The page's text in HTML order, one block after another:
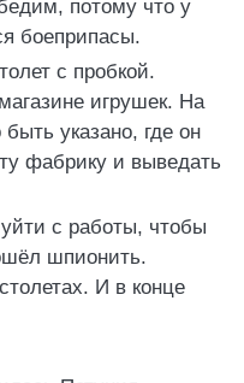
потому что у
боеприпасы.
с пробкой.
игрушек. На
указано, где он
фабрику и выведать
с работы, чтобы
шпионить.
И в конце